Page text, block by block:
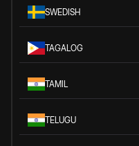
SWEDISH
TAGALOG
TAMIL
TELUGU